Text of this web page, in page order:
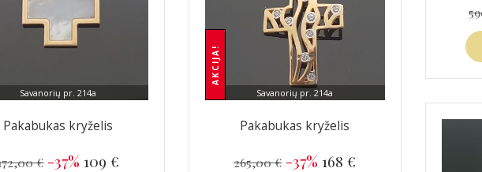
Savanorių pr. 214a
Pakabukas kryželis
€ -37% 109 €
Savanorių pr. 214a
AKCIJA!
Pakabukas kryželis
265,00 € -37% 168 €